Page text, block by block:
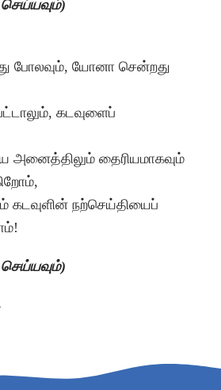
போலவும், யோனா சென்றது
கடவுளைப்
அனைத்திலும் தைரியமாகவும்
கடவுளின் நற்செய்தியைப்